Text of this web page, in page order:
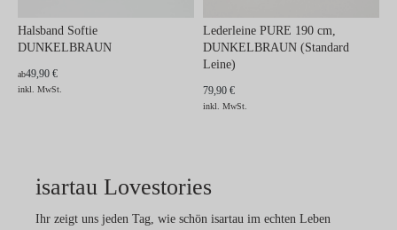
Halsband Softie
DUNKELBRAUN
ab49,90 €
inkl. MwSt.
Lederleine PURE 190 cm,
DUNKELBRAUN (Standard
Leine)
79,90 €
inkl. MwSt.
isartau Lovestories
Ihr zeigt uns jeden Tag, wie schön isartau im echten Leben